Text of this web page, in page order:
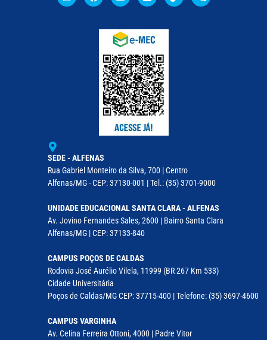
SEDE - ALFENAS
Rua Gabriel Monteiro da Silva, 700 | Centro
Alfenas/MG - CEP: 37130-001 | Tel.: (35) 3701-9000
UNIDADE EDUCACIONAL SANTA CLARA - ALFENAS
Av. Jovino Fernandes Sales, 2600 | Bairro Santa Clara
Alfenas/MG | CEP: 37133-840
CAMPUS POÇOS DE CALDAS
Rodovia José Aurélio Vilela, 11999 (BR 267 Km 533)
Cidade Universitária
Poços de Caldas/MG CEP: 37715-400 | Telefone: (35) 3697-4600
CAMPUS VARGINHA
Av. Celina Ferreira Ottoni, 4000 | Padre Vitor